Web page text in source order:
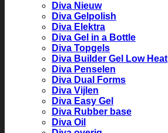
Diva Nieuw
Diva Gelpolish
Diva Elektra
Diva Gel in a Bottle
Diva Topgels
Diva Builder Gel Low Heat
Diva Penselen
Diva Dual Forms
Diva Vijlen
Diva Easy Gel
Diva Rubber base
Diva Oil